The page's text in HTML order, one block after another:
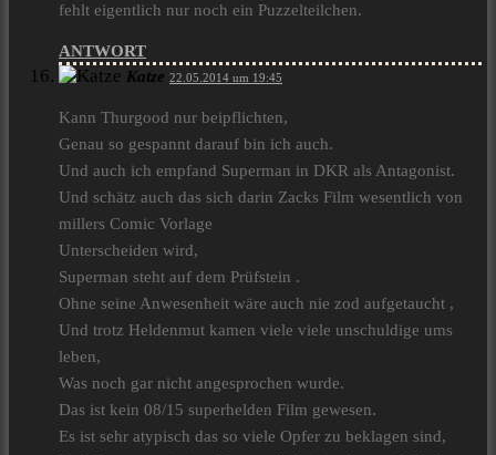
fehlt eigentlich nur noch ein Puzzelteilchen.
ANTWORT
Katze 22.05.2014 um 19:45
Kann Thurgood nur beipflichten,
Genau so gespannt darauf bin ich auch.
Und auch ich empfand Superman in DKR als Antagonist.
Und schätz auch das sich darin Zacks Film wesentlich von
millers Comic Vorlage
Unterscheiden wird,
Superman steht auf dem Prüfstein .
Ohne seine Anwesenheit wäre auch nie zod aufgetaucht ,
Und trotz Heldenmut kamen viele viele unschuldige ums
leben,
Was noch gar nicht angesprochen wurde.
Das ist kein 08/15 superhelden Film gewesen.
Es ist sehr atypisch das so viele Opfer zu beklagen sind,